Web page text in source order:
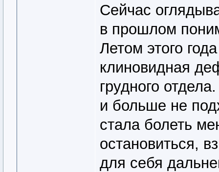
Сейчас
в прошлом
Летом этого
клиновидная
грудного
и больше не
стала болеть
остановиться,
для себя